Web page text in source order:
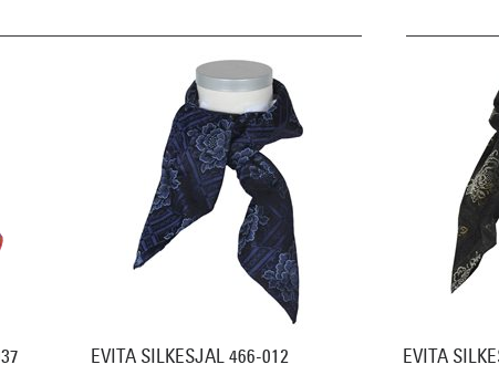
EVITA SILKESJAL 466-012 EVITA